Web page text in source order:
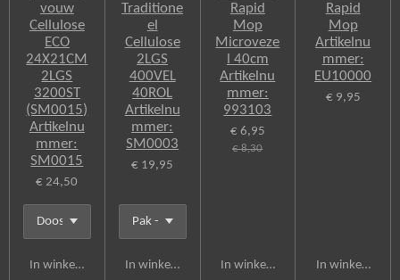
vouw
Cellulose
ECO
24X21CM
2LGS
3200ST
(SM0015)
Artikelnu
mmer:
SM0015
€ 24,50
In winkelwagen
Traditione
el
Cellulose
2LGS
400VEL
40ROL
Artikelnu
mmer:
SM0003
€ 19,95
In winkelwagen
Rapid
Mop
Microveze
l 40cm
Artikelnu
mmer:
993103
€ 6,95
€ 8,30
In winkelwagen
Rapid
Mop
Artikelnu
mmer:
EU10000
€ 9,95
In winkelwagen